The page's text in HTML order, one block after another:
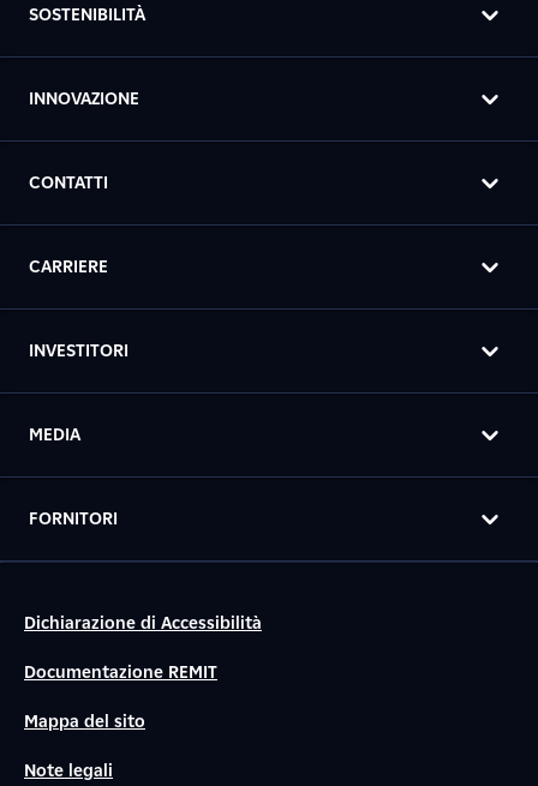
SOSTENIBILITÀ
INNOVAZIONE
CONTATTI
CARRIERE
INVESTITORI
MEDIA
FORNITORI
Dichiarazione di Accessibilità
Documentazione REMIT
Mappa del sito
Note legali